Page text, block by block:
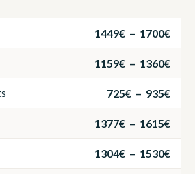
1449€ – 1700€
1159€ – 1360€
725€ – 935€
1377€ – 1615€
1304€ – 1530€